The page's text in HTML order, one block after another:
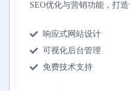
SEO优化与营销功能，打造
响应式网站设计
可视化后台管理
免费技术支持